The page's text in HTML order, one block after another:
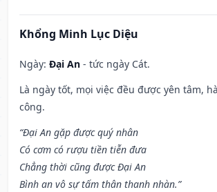
Khổng Minh Lục Diệu
Ngày: Đại An - tức ngày Cát.
Là ngày tốt, mọi việc đều được yên tâm,
công.
“Đại An gặp được quý nhân
Có cơm có rượu tiền tiễn đưa
Chẳng thời cũng được Đại An
Bình an vô sự tấm thân thanh nhàn.”